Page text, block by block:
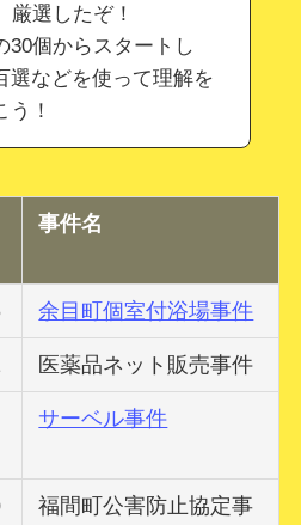
厳選したぞ！
30個からスタートし
選などを使って理解を
う！
事件名
余目町個室付浴場事件
医薬品ネット販売事件
サーベル事件
福間町公害防止協定事